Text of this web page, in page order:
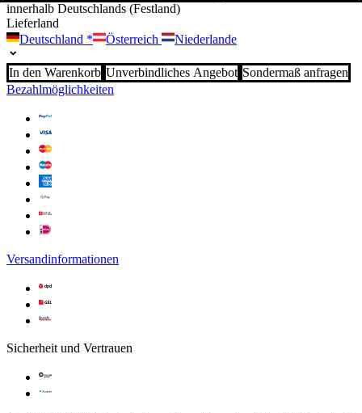
innerhalb Deutschlands (Festland)
Lieferland
Deutschland * Österreich Niederlande
In den Warenkorb Unverbindliches Angebot Sondermaß anfragen
Bezahlmöglichkeiten
Versandinformationen
Sicherheit und Vertrauen